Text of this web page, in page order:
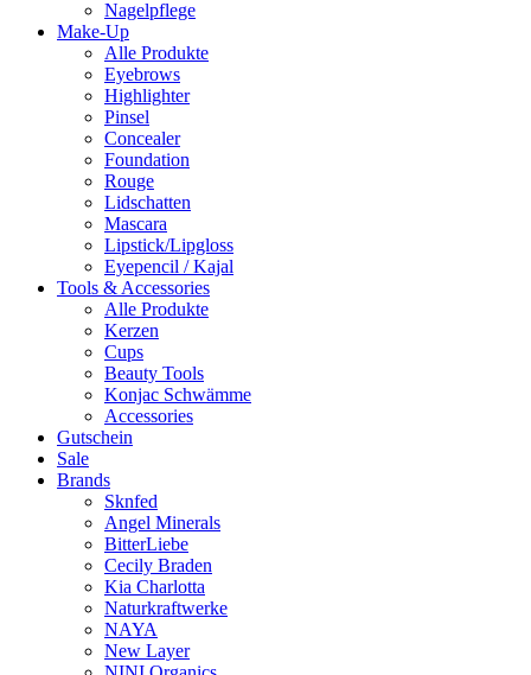
Nagelpflege
Make-Up
Alle Produkte
Eyebrows
Highlighter
Pinsel
Concealer
Foundation
Rouge
Lidschatten
Mascara
Lipstick/Lipgloss
Eyepencil / Kajal
Tools & Accessories
Alle Produkte
Kerzen
Cups
Beauty Tools
Konjac Schwämme
Accessories
Gutschein
Sale
Brands
Sknfed
Angel Minerals
BitterLiebe
Cecily Braden
Kia Charlotta
Naturkraftwerke
NAYA
New Layer